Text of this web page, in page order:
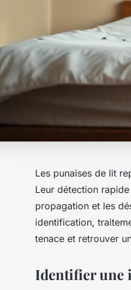
Les punaises de lit
Leur détection
propagation et les
identification,
tenace et retrouver
Identifier une